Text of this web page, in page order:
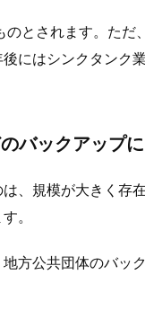
とされます。ただ
にはシンクタンク
バックアップ
、規模が大きく存
。
方公共団体のバッ